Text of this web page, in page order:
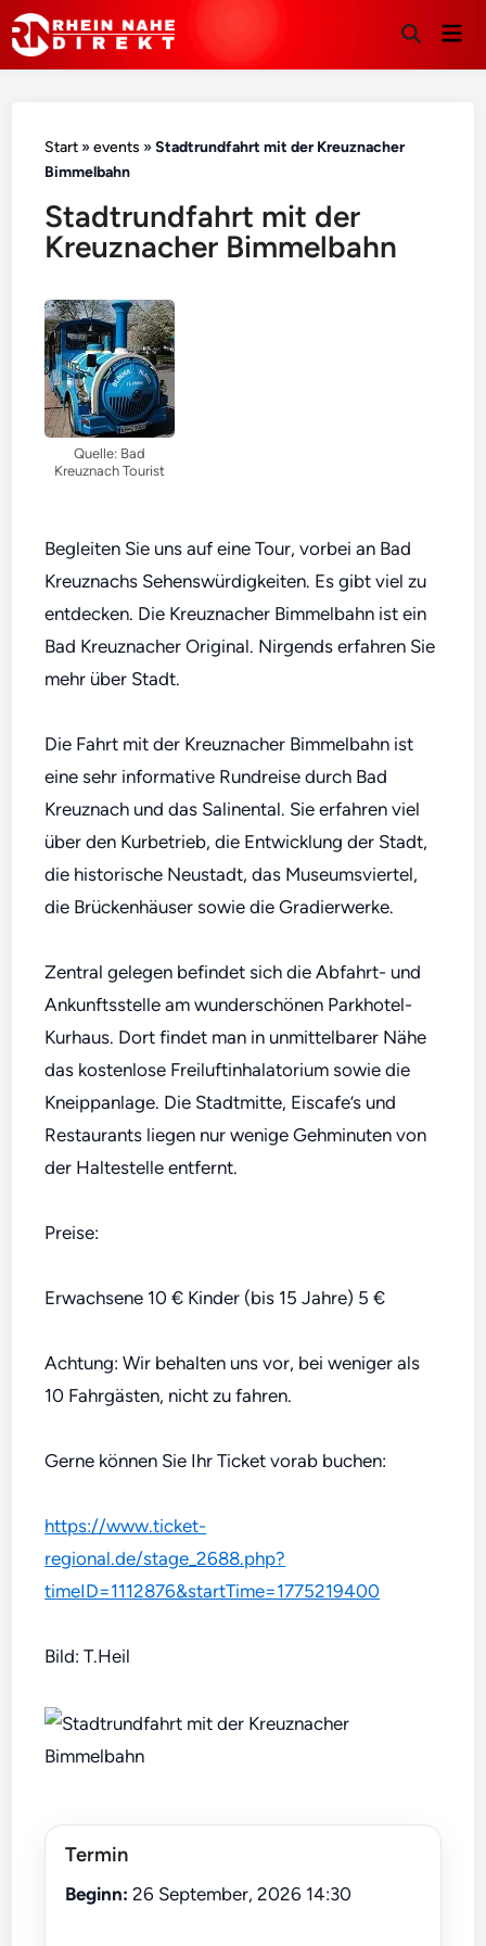
Suche
Start »events »Stadtrundfahrt mit der Kreuznacher
Bimmelbahn
Stadtrundfahrt mit der
Kreuznacher Bimmelbahn
Quelle: Bad
Kreuznach Tourist
Begleiten Sie uns auf eine Tour, vorbei an Bad
Kreuznachs Sehenswürdigkeiten. Es gibt viel zu
entdecken. Die Kreuznacher Bimmelbahn ist ein
Bad Kreuznacher Original. Nirgends erfahren Sie
mehr über Stadt.
Die Fahrt mit der Kreuznacher Bimmelbahn ist
eine sehr informative Rundreise durch Bad
Kreuznach und das Salinental. Sie erfahren viel
über den Kurbetrieb, die Entwicklung der Stadt,
die historische Neustadt, das Museumsviertel,
die Brückenhäuser sowie die Gradierwerke.
Zentral gelegen befindet sich die Abfahrt- und
Ankunftsstelle am wunderschönen Parkhotel-
Kurhaus. Dort findet man in unmittelbarer Nähe
das kostenlose Freiluftinhalatorium sowie die
Kneippanlage. Die Stadtmitte, Eiscafe’s und
Restaurants liegen nur wenige Gehminuten von
der Haltestelle entfernt.
Preise:
Erwachsene 10 € Kinder (bis 15 Jahre) 5 €
Achtung: Wir behalten uns vor, bei weniger als
10 Fahrgästen, nicht zu fahren.
Gerne können Sie Ihr Ticket vorab buchen:
https://www.ticket-
regional.de/stage_2688.php?
timeID=1112876&startTime=1775219400
Bild: T.Heil
Termin
Beginn: 26 September, 2026 14:30